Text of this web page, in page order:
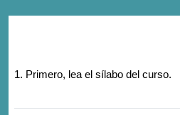
1. Primero, lea el sílabo del curso.